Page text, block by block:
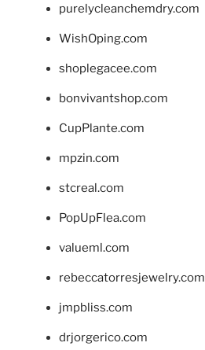
purelycleanchemdry.com
WishOping.com
shoplegacee.com
bonvivantshop.com
CupPlante.com
mpzin.com
stcreal.com
PopUpFlea.com
valueml.com
rebeccatorresjewelry.com
jmpbliss.com
drjorgerico.com